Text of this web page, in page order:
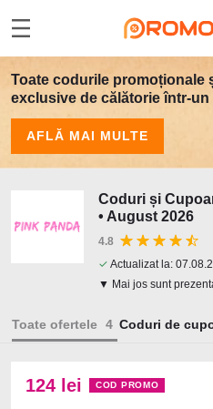
Toate codurile promoționale
exclusive de călătorie într-
AFLĂ MAI MULTE
Coduri și
• August 2026
4.8
✓ Actualizat la:
▼ Mai jos sunt
Toate ofertele Coduri de
124 lei COD PROMO